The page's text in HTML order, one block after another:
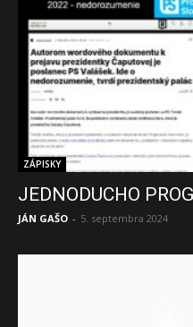
ZÁPISKY
JEDNODUCHO
JÁN GAŠO - 5. septembra 2024